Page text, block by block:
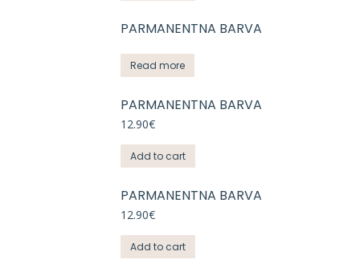
PARMANENTNA BARVA
Read more
PARMANENTNA BARVA
12.90€
Add to cart
PARMANENTNA BARVA
12.90€
Add to cart